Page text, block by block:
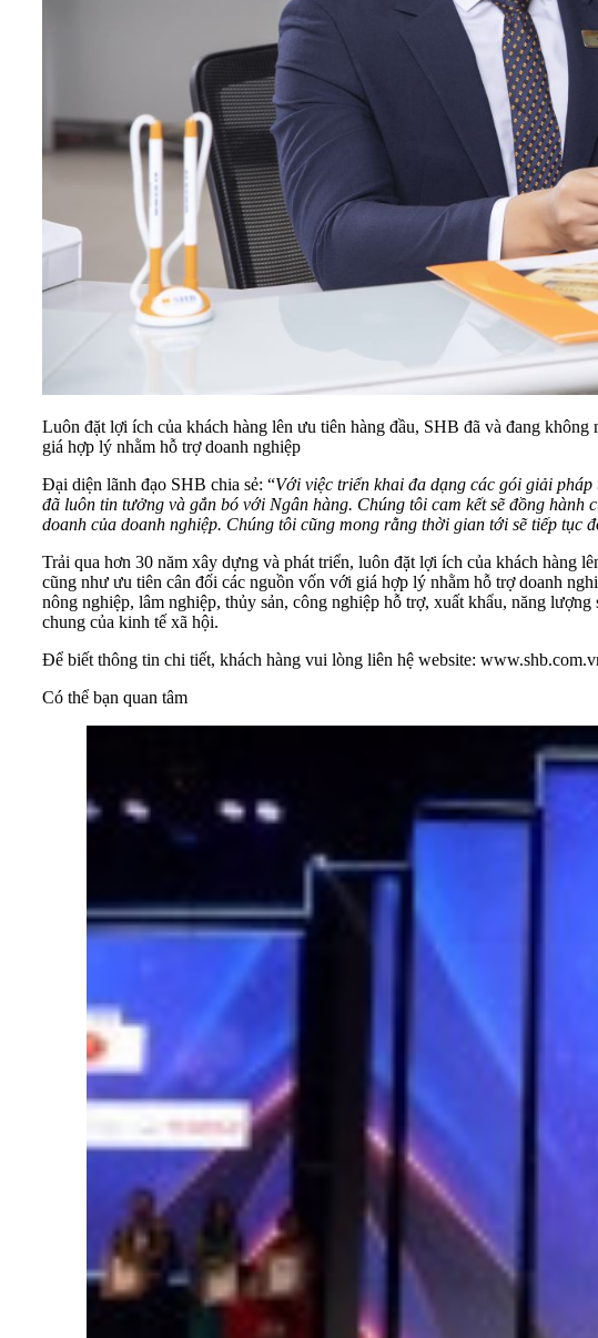
Luôn đặt lợi ích của khách hàng lên ưu tiên hàng đầu, SHB đã và đang
giá hợp lý nhằm hỗ trợ doanh nghiệp
Đại diện lãnh đạo SHB chia sẻ: “Với việc triển khai đa dạng các gói giải
đã luôn tin tưởng và gắn bó với Ngân hàng. Chúng tôi cam kết sẽ đồng
doanh của doanh nghiệp. Chúng tôi cũng mong rằng thời gian tới sẽ tiếp
Trải qua hơn 30 năm xây dựng và phát triển, luôn đặt lợi ích của khách hàng
cũng như ưu tiên cân đối các nguồn vốn với giá hợp lý nhằm hỗ trợ doanh
nông nghiệp, lâm nghiệp, thủy sản, công nghiệp hỗ trợ, xuất khẩu, năng
chung của kinh tế xã hội.
Để biết thông tin chi tiết, khách hàng vui lòng liên hệ website:
Có thể bạn quan tâm